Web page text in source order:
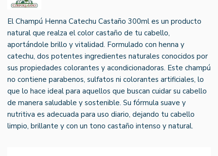
El Champú Henna Catechu Castaño 300ml es un producto
natural que realza el color castaño de tu cabello,
aportándole brillo y vitalidad. Formulado con henna y
catechu, dos potentes ingredientes naturales conocidos por
sus propiedades colorantes y acondicionadoras. Este champú
no contiene parabenos, sulfatos ni colorantes artificiales, lo
que lo hace ideal para aquellos que buscan cuidar su cabello
de manera saludable y sostenible. Su fórmula suave y
nutritiva es adecuada para uso diario, dejando tu cabello
limpio, brillante y con un tono castaño intenso y natural.